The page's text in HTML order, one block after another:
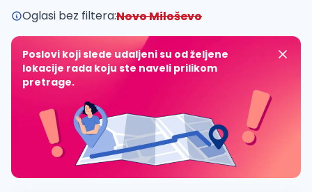
Oglasi bez filtera:Novo Miloševo
Poslovi koji slede udaljeni su od željene
lokacije rada koju ste naveli prilikom
pretrage.